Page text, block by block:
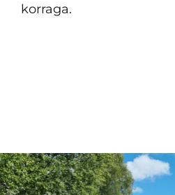
korraga.